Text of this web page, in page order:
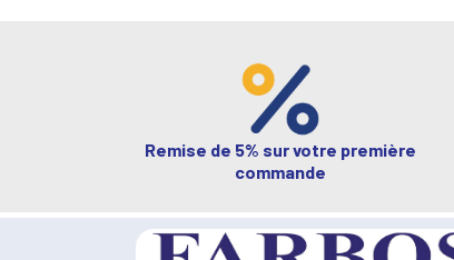
Remise de 5% sur votre première
commande